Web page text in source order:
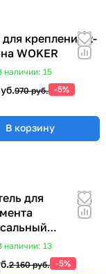
крепления 2-
WOKER
наличии: 15
970 руб. -5%
В корзину
для
мм ER-
наличии: 13
2 160 руб. -5%